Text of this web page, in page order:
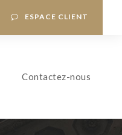
ESPACE CLIENT
Contactez-nous